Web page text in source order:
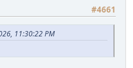
#4661
11:30:22 PM